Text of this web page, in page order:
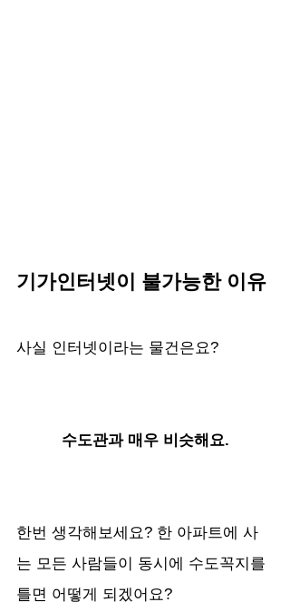
기가인터넷이 불가능한 이유
사실 인터넷이라는 물건은요?
수도관과 매우 비슷해요.
한번 생각해보세요? 한 아파트에 사
는 모든 사람들이 동시에 수도꼭지를
틀면 어떻게 되겠어요?